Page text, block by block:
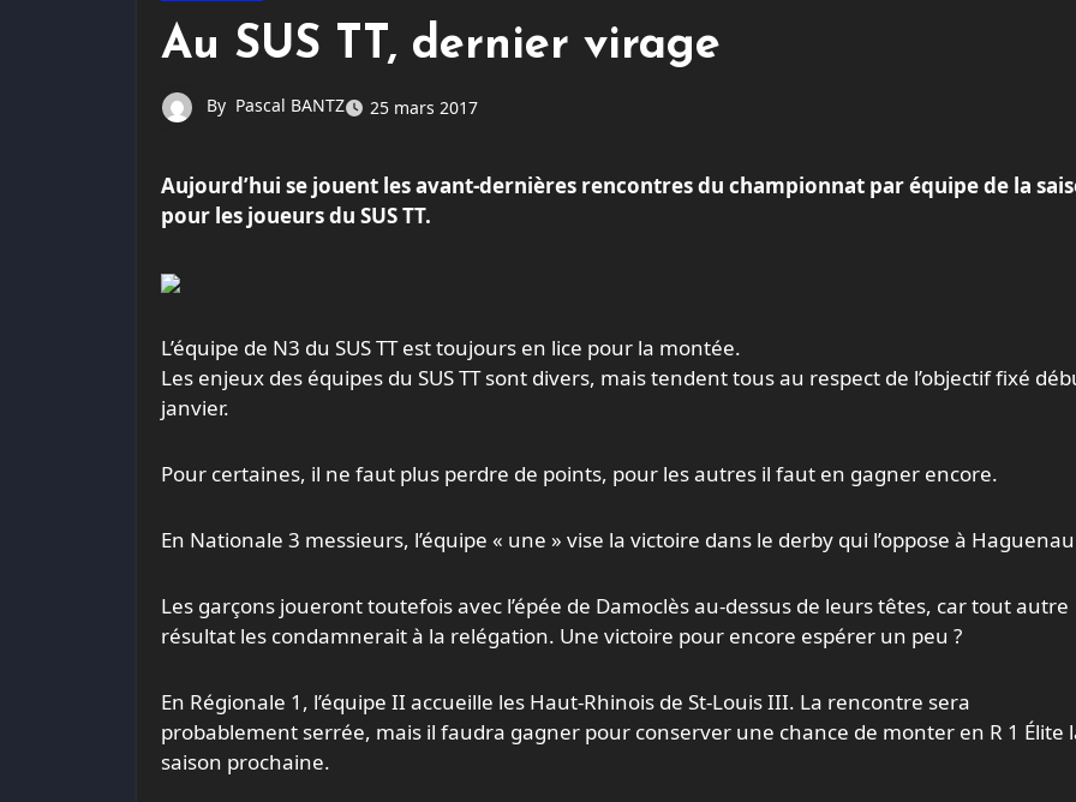
Au SUS TT, dernier virage
By Pascal BANTZ 25 mars 2017
Aujourd’hui se jouent les avant-dernières rencontres du championnat par équipe de la saison
pour les joueurs du SUS TT.
L’équipe de N3 du SUS TT est toujours en lice pour la montée.
Les enjeux des équipes du SUS TT sont divers, mais tendent tous au respect de l’objectif fixé début
janvier.
Pour certaines, il ne faut plus perdre de points, pour les autres il faut en gagner encore.
En Nationale 3 messieurs, l’équipe « une » vise la victoire dans le derby qui l’oppose à
Les garçons joueront toutefois avec l’épée de Damoclès au-dessus de leurs têtes, car tout autre
résultat les condamnerait à la relégation. Une victoire pour encore espérer un peu ?
En Régionale 1, l’équipe II accueille les Haut-Rhinois de St-Louis III. La rencontre sera
probablement serrée, mais il faudra gagner pour conserver une chance de monter en R 1 Élite
saison prochaine.